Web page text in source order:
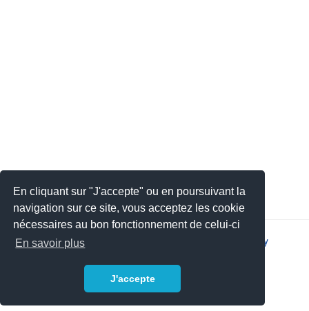
En cliquant sur "J'accepte" ou en poursuivant la
navigation sur ce site, vous acceptez les cookie
nécessaires au bon fonctionnement de celui-ci
En savoir plus
J'accepte
2026 © JSYS | Privacy policy